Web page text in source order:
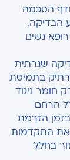
הסכמה
הבדיקה.
נשים
שגרתית
בתמיסת
חומר ניגוד
הרחם
הזרמת
את התקדמות
בחלל